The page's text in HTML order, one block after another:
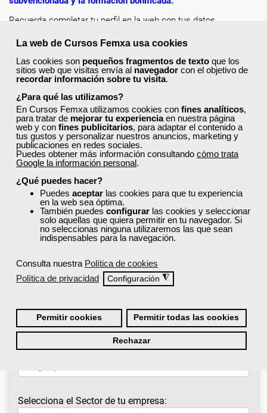
La web de Cursos Femxa usa cookies
Las cookies son pequeños fragmentos de texto que los
sitios web que visitas envía al navegador con el objetivo de
recordar información sobre tu visita.
¿Para qué las utilizamos?
En Cursos Femxa utilizamos cookies con fines analíticos,
para tratar de mejorar tu experienciaen nuestra página
web y con fines publicitarios, para adaptar el contenido a
tus gustos y personalizar nuestros anuncios, marketing y
publicaciones en redes sociales.
Puedes obtener más información consultando cómo trata
Google la información personal.
¿Qué puedes hacer?
Puedes aceptar las cookies para que tu experiencia
en la web sea óptima.
También puedes configurar las cookies y seleccionar
solo aquellas que quiera permitir en tu navegador. Si
no seleccionas ninguna utilizaremos las que sean
indispensables para la navegación.
Consulta nuestra Política de cookies
Política de privacidad
Configuración ◮
Permitir cookies Permitir todas las cookies
Rechazar
Recuerda completar tu perfil en la web con tus datos
a los que puedes acceder y solicitar plaza en un clic.
¡Escoge tu curso favorito, solicita tu plaza y mejora como
profesional dentro de tu sector!
¿No encuentras el curso que estás
buscando?
Consulta a continuación nuestralista de cursos
recomendadosy accede a la formación gratuita
que te ayudará a impulsar tu carrera profesional
o mejorar tu desarrollo personal.
Cursos recomendados para el sector comercio
¿Cuál es tu situación laboral?
Selecciona el Sector de tu empresa: